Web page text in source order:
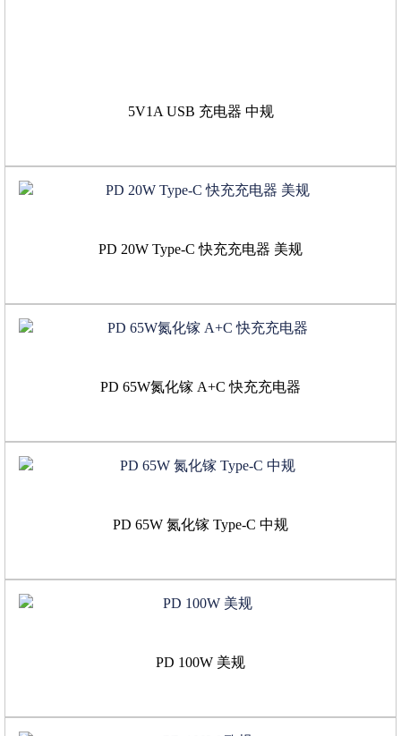
5V1A USB 充电器 中规
PD 20W Type-C 快充充电器 美规
PD 65W氮化镓 A+C 快充充电器
PD 65W 氮化镓 Type-C 中规
PD 100W 美规